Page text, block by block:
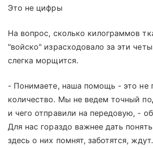
Это не цифры
На вопрос, сколько килограммов
"войско" израсходовало за эти
слегка морщится.
- Понимаете, наша помощь - это не
количество. Мы не ведем точный
и чего отправили на передовую, -
Для нас гораздо важнее дать
здесь о них помнят, заботятся,